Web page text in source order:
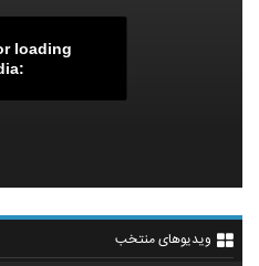
loading
ویدیوهای منتخب